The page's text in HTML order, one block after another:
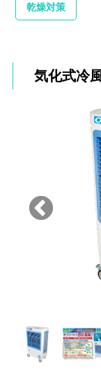
乾燥対策
気化式冷